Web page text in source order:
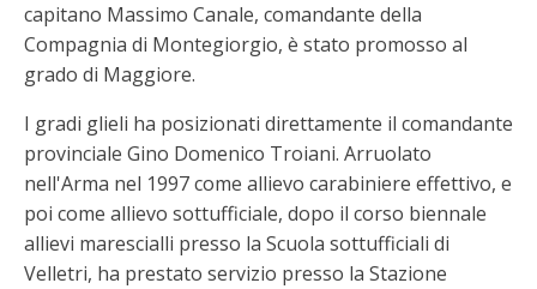
capitano Massimo Canale, comandante della
Compagnia di Montegiorgio, è stato promosso al
grado di Maggiore.
I gradi glieli ha posizionati direttamente il comandante
provinciale Gino Domenico Troiani. Arruolato
nell'Arma nel 1997 come allievo carabiniere effettivo, e
poi come allievo sottufficiale, dopo il corso biennale
allievi marescialli presso la Scuola sottufficiali di
Velletri, ha prestato servizio presso la Stazione